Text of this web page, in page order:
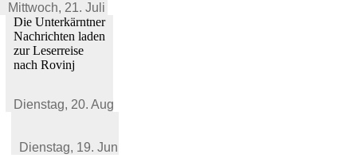
Mittwoch, 21. Juli 2021
Die Unterkärntner
Nachrichten laden
zur Leserreise
nach Rovinj
Dienstag, 20. August 2019
Dienstag, 19. Juni 2018